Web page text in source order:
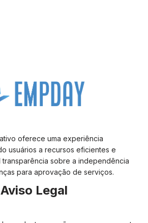
oferece uma experiência
usuários a recursos eficientes e
transparência sobre a independência
para aprovação de serviços.
Aviso Legal